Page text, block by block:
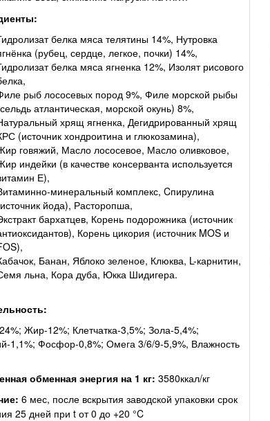
белка мяса телятины 14%, Нутровка
(рубец, сердце, легкое, почки) 14%,
белка мяса ягненка 12%, Изолят рисового
рыб лососевых пород 9%, Филе морской рыбы
атлантическая, морской окунь) 8%,
хрящ ягненка, Дегидрированный хрящ
(источник хондроитина и глюкозамина),
говяжий, Масло лососевое, Масло оливковое,
индейки (в качестве консерванта используется
Е),
минеральный комплекс, Cпирулина
йода), Расторопша,
бархатцев, Корень подорожника (источник
Корень цикория (источник MOS и
Банан, Яблоко зеленое, Клюква, L-карнитин,
льна, Кора дуба, Юкка Шидигера.
Жир-12%; Клетчатка-3,5%; Зола-5,4%;
1,1%; Фосфор-0,8%; Омега 3/6/9-5,9%, Влажность
обменная энергия на 1 кг: 3580ккал/кг
6 мес, после вскрытия заводской упаковки срок
25 дней при t от 0 до +20 °C